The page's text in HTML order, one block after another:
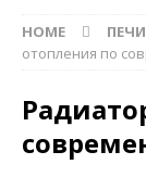
HOME
отопления по